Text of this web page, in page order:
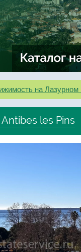
на Лазурном
les Pins